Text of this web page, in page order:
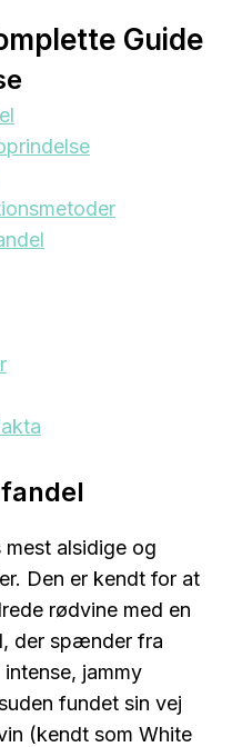
Guide
alsidige og
Den er kendt for at
rødvine med en
der spænder fra
jammy
fundet sin vej
(kendt som White